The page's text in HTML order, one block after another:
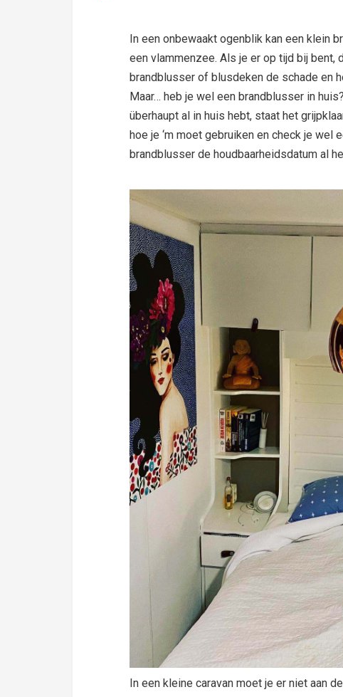
In een onbewaakt ogenblik kan een klein
een vlammenzee. Als je er op tijd bij bent,
brandblusser of blusdeken de schade en
Maar… heb je wel een brandblusser in
überhaupt al in huis hebt, staat het
hoe je ‘m moet gebruiken en check je wel
brandblusser de houdbaarheidsdatum al
In een kleine caravan moet je er niet aan